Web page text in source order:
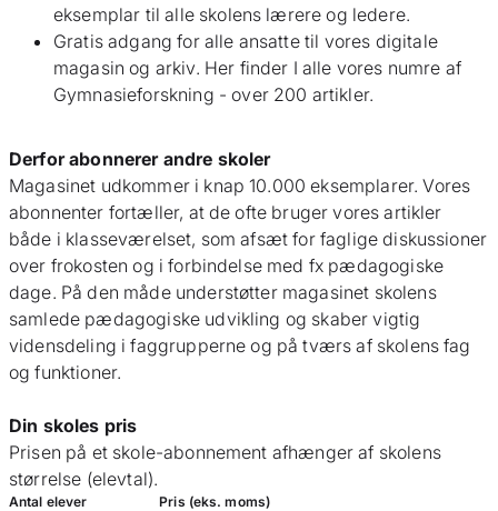
eksemplar til alle skolens lærere og ledere.
Gratis adgang for alle ansatte til vores digitale
magasin og arkiv. Her finder I alle vores numre af
Gymnasieforskning - over 200 artikler.
Derfor abonnerer andre skoler
Magasinet udkommer i knap 10.000 eksemplarer. Vores
abonnenter fortæller, at de ofte bruger vores artikler
både i klasseværelset, som afsæt for faglige diskussioner
over frokosten og i forbindelse med fx pædagogiske
dage. På den måde understøtter magasinet skolens
samlede pædagogiske udvikling og skaber vigtig
vidensdeling i faggrupperne og på tværs af skolens fag
og funktioner.
Din skoles pris
Prisen på et skole-abonnement afhænger af skolens
størrelse (elevtal).
Antal elever
Pris (eks. moms)